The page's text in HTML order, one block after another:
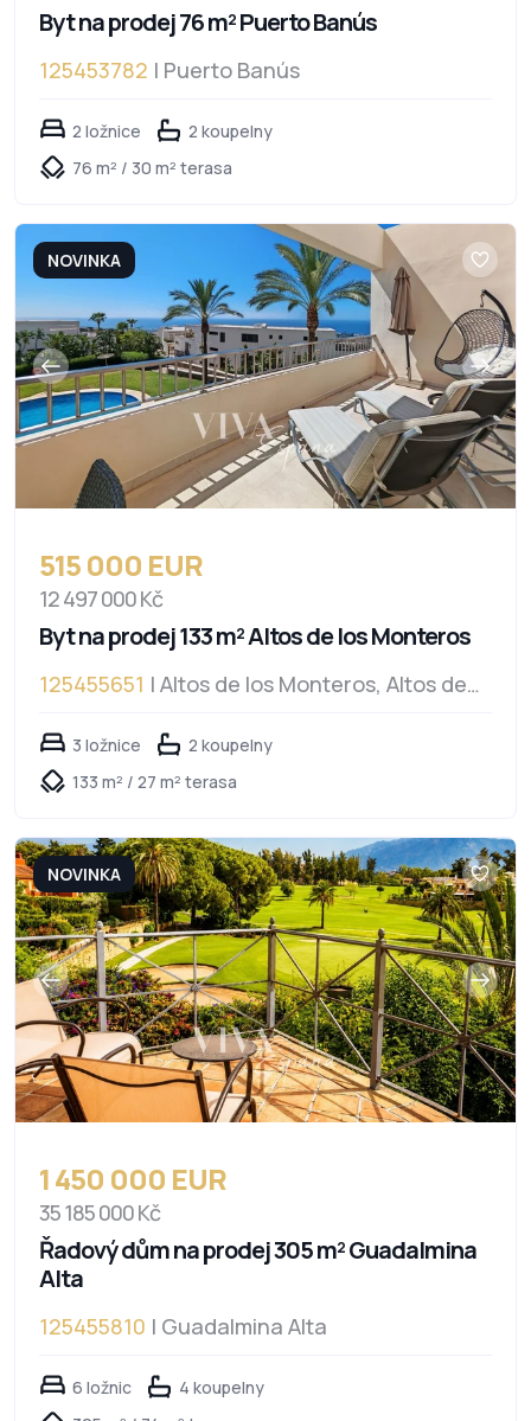
Byt na prodej 76 m² Puerto Banús
125453782 | Puerto Banús
2 ložnice
2 koupelny
76 m² / 30 m² terasa
NOVINKA
515 000 EUR
12 497 000 Kč
Byt na prodej 133 m² Altos de los Monteros
125455651 | Altos de los Monteros, Altos de
3 ložnice
2 koupelny
133 m² / 27 m² terasa
NOVINKA
1 450 000 EUR
35 185 000 Kč
Řadový dům na prodej 305 m² Guadalmina
Alta
125455810 | Guadalmina Alta
6 ložnic
4 koupelny